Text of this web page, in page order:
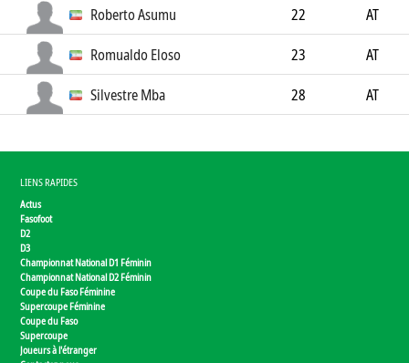
Roberto Asumu
22
AT
Romualdo Eloso
23
AT
Silvestre Mba
28 AT
LIENS RAPIDES
Actus
Fasofoot
D2
D3
Championnat National D1 Féminin
Championnat National D2 Féminin
Coupe du Faso Féminine
Supercoupe Féminine
Coupe du Faso
Supercoupe
Joueurs à l'étranger